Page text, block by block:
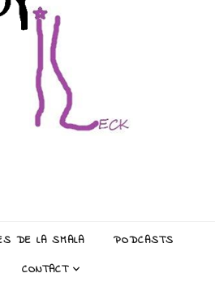
DE LA SMALA
PODCASTS
CONTACT